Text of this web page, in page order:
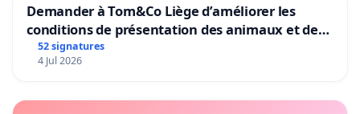
Demander à Tom&Co Liège d’améliorer les
conditions de présentation des animaux et de
mettre fin à la vente d’animaux en magasin
52 signatures
4 Jul 2026